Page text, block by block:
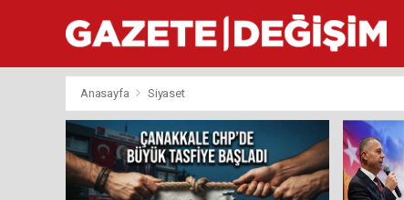
Anasayfa Siyaset